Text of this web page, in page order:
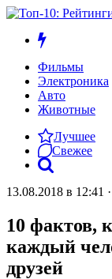
Фильмы
Электроника
Авто
Животные
Лучшее
Свежее
13.08.2018 в 12:41 ·
10 фактов,
каждый
друзей